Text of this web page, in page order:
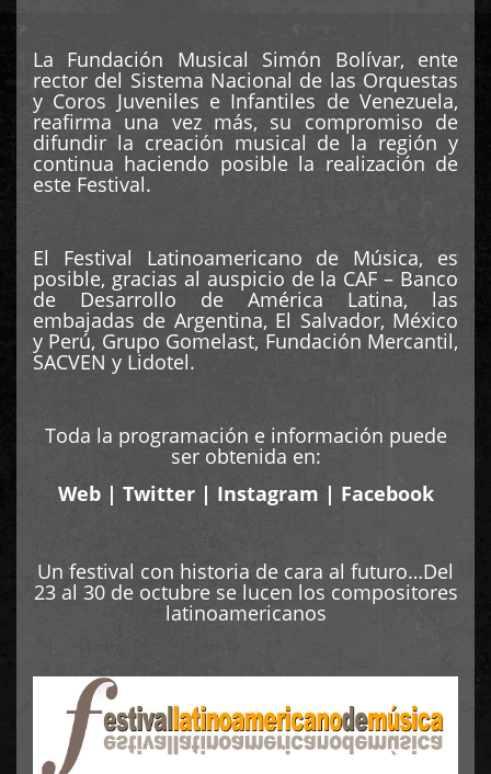
La Fundación Musical Simón Bolívar, ente
rector del Sistema Nacional de las Orquestas
y Coros Juveniles e Infantiles de Venezuela,
reafirma una vez más, su compromiso de
difundir la creación musical de la región y
continua haciendo posible la realización de
este Festival.
El Festival Latinoamericano de Música, es
posible, gracias al auspicio de la CAF – Banco
de Desarrollo de América Latina, las
embajadas de Argentina, El Salvador, México
y Perú, Grupo Gomelast, Fundación Mercantil,
SACVEN y Lidotel.
Toda la programación e información puede
ser obtenida en:
Web| Twitter| Instagram | Facebook
Un festival con historia de cara al futuro…Del
23 al 30 de octubre se lucen los compositores
latinoamericanos